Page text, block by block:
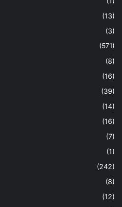
(13)
(3)
(571)
(8)
(16)
(39)
(14)
(16)
(7)
(1)
(242)
(8)
(12)